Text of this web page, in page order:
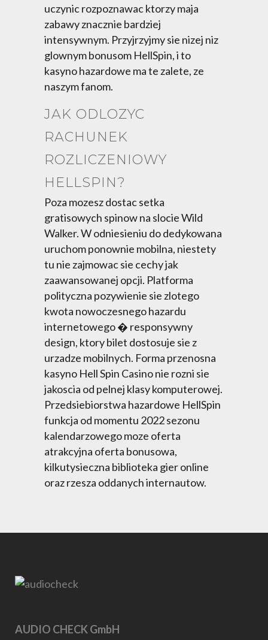
uczynic rozpoznawac ktorzy maja
zabawy znacznie bardziej
intensywnym. Przyjrzyjmy sie nizej niz
glownym bonusom HellSpin, i to
kasyno hazardowe ma te zalete, ze
naszym fanom.
JAK ODLOZYC
RACHUNEK
ROZLICZENIOWY
HELLSPIN?
Poza mozesz dostac setka
gratisowych spinow na slocie Wild
Walker. W odniesieniu do dedykowana
uruchom ponownie mobilna, niestety
tu nie zajmowac sie cechy jak
zaawansowanej opcji. Platforma
polityczna pozywienie sie zlotego
kwota nowoczesnego hazardu
internetowego � responsywny
design, ktory bilet dostosuje sie z
urzadze mobilnych. Forma przenosna
kasyno Hell Spin Casino nie rozni sie
jakoscia od pelnej klasy komputerowej.
Przedsiebiorstwa hazardowe HellSpin
funkcja od momentu 2022 sezonu
kalendarzowego moze oferta
atrakcyjna oferta bonusowa,
kilkutysieczna biblioteka gier online
oraz rzesza oddanych internautow.
AUDIO CHECK GmbH